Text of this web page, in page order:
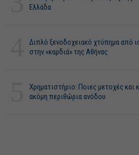
Ελλάδα
Διπλό ξενοδοχειακό χτύπημα από
στην «καρδιά» της Αθήνας
Χρηματιστήριο: Ποιες μετοχές και
ακόμη περιθώρια ανόδου